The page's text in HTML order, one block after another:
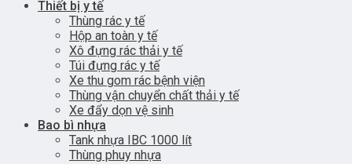
Thiết bị y tế
Thùng rác y tế
Hộp an toàn y tế
Xô đựng rác thải y tế
Túi đựng rác y tế
Xe thu gom rác bệnh viện
Thùng vận chuyển chất thải y tế
Xe đẩy dọn vệ sinh
Bao bì nhựa
Tank nhựa IBC 1000 lít
Thùng phuy nhựa